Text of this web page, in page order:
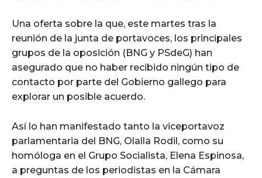
Una oferta sobre la que, este martes tras la
reunión de la junta de portavoces, los principales
grupos de la oposición (BNG y PSdeG) han
asegurado que no haber recibido ningún tipo de
contacto por parte del Gobierno gallego para
explorar un posible acuerdo.
Así lo han manifestado tanto la viceportavoz
parlamentaria del BNG, Olalla Rodil, como su
homóloga en el Grupo Socialista, Elena Espinosa,
a preguntas de los periodistas en la Cámara